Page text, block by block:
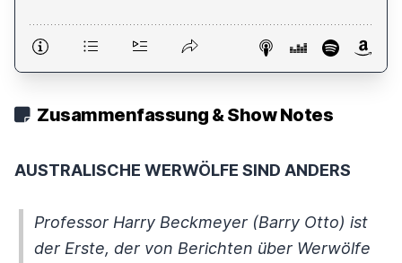
Zusammenfassung & Show Notes
AUSTRALISCHE WERWÖLFE SIND ANDERS
Professor Harry Beckmeyer (Barry Otto) ist
der Erste, der von Berichten über Werwölfe